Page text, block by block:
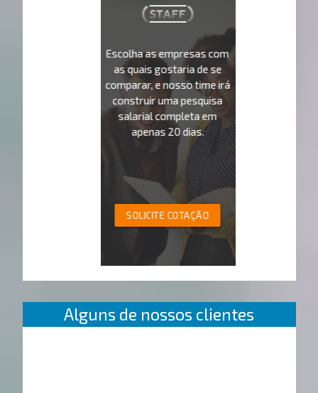
Escolha as empresas com
as quais gostaria de se
comparar, e nosso time irá
construir uma pesquisa
salarial completa em
apenas 20 dias.
SOLICITE COTAÇÃO
Alguns de nossos clientes